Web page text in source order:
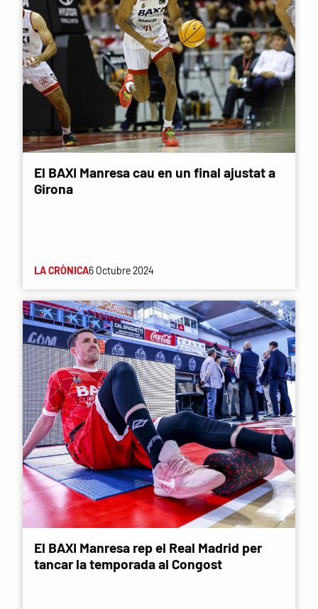
El BAXI Manresa cau en un final ajustat a
Girona
LA CRÒNICA6 Octubre 2024
El BAXI Manresa rep el Real Madrid per
tancar la temporada al Congost